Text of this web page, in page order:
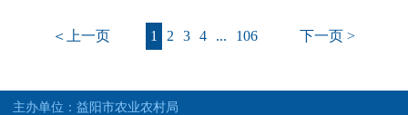
＜上一页 1 2 3 4 ... 106 下一页 >
主办单位：益阳市农业农村局